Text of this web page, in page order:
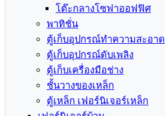
โต๊ะกลางโซฟาออฟฟิศ
พาทิชั่น
ตู้เก็บอุปกรณ์ทำความสะอาด
ตู้เก็บอุปกรณ์ดับเพลิง
ตู้เก็บเครื่องมือช่าง
ชั้นวางของเหล็ก
ตู้เหล็ก เฟอร์นิเจอร์เหล็ก